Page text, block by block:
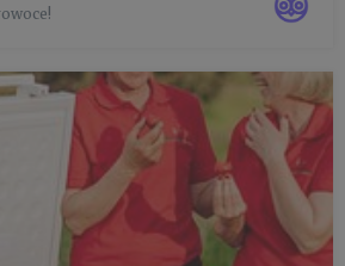
dostępnych w Polsce